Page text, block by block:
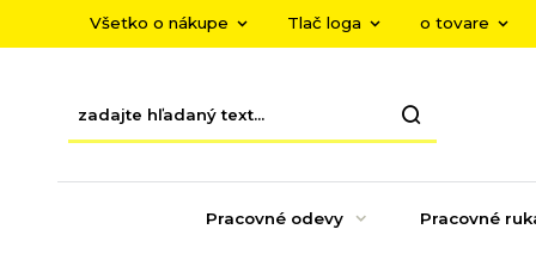
Všetko o nákupe Tlač loga o tovare
Pracovné odevy Pracovné